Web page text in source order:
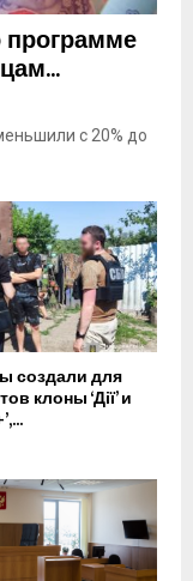
программе
с 20% до
создали для
клоны ‘Дії’ и